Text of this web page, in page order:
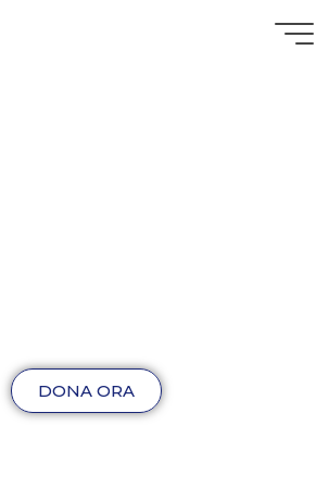
DONA ORA